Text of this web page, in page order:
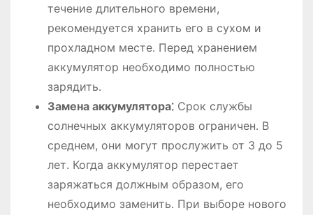
течение длительного времени,
рекомендуется хранить его в сухом и
прохладном месте․ Перед хранением
аккумулятор необходимо полностью
зарядить․
Замена аккумулятора⁚Срок службы
солнечных аккумуляторов ограничен․ В
среднем, они могут прослужить от 3 до 5
лет․ Когда аккумулятор перестает
заряжаться должным образом, его
необходимо заменить․ При выборе нового